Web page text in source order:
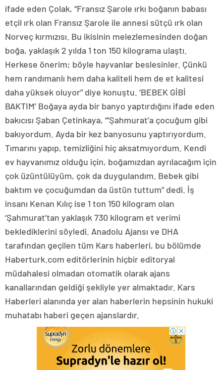
ifade eden Çolak, “Fransız Şarole ırkı boğanın babası
etçil ırk olan Fransız Şarole ile annesi sütçü ırk olan
Norveç kırmızısı. Bu ikisinin melezlemesinden doğan
boğa, yaklaşık 2 yılda 1 ton 150 kilograma ulaştı.
Herkese önerim; böyle hayvanlar beslesinler. Çünkü
hem randımanlı hem daha kaliteli hem de et kalitesi
daha yüksek oluyor” diye konuştu. ‘BEBEK GİBİ
BAKTIM’ Boğaya ayda bir banyo yaptırdığını ifade eden
bakıcısı Şaban Çetinkaya, “‘Şahmurat’a çocuğum gibi
bakıyordum. Ayda bir kez banyosunu yaptırıyordum.
Tımarını yapıp, temizliğini hiç aksatmıyordum. Kendi
ev hayvanımız olduğu için, boğamızdan ayrılacağım için
çok üzüntülüyüm, çok da duygulandım. Bebek gibi
baktım ve çocuğumdan da üstün tuttum” dedi. İş
insanı Kenan Kılıç ise 1 ton 150 kilogram olan
‘Şahmurat’tan yaklaşık 730 kilogram et verimi
beklediklerini söyledi. Anadolu Ajansı ve DHA
tarafından geçilen tüm Kars haberleri, bu bölümde
Haberturk.com editörlerinin hiçbir editoryal
müdahalesi olmadan otomatik olarak ajans
kanallarından geldiği şekliyle yer almaktadır. Kars
Haberleri alanında yer alan haberlerin hepsinin hukuki
muhatabı haberi geçen ajanslardır.